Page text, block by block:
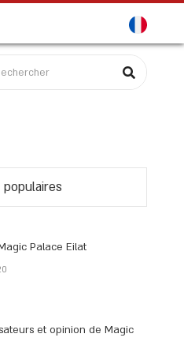
Palace Eilat
et opinion de Magic